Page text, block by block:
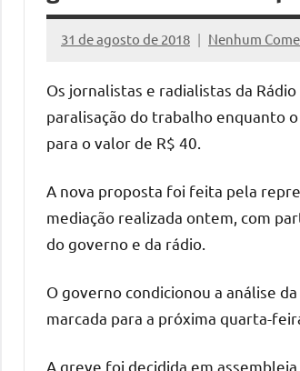
31 de agosto de 2018
Assessoria
Nenhum
Os jornalistas e radialistas da
paralisação do trabalho enquanto
para o valor de R$ 40.
A nova proposta foi feita pela
mediação realizada ontem, com
do governo e da rádio.
O governo condicionou a análise
marcada para a próxima quarta-
A greve foi decidida em